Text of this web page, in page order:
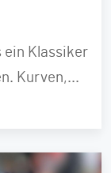
ein Klassiker
Kurven,...